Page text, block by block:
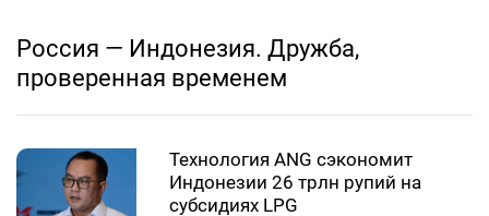
Россия — Индонезия. Дружба,
проверенная временем
Технология ANG сэкономит
Индонезии 26 трлн рупий на
субсидиях LPG